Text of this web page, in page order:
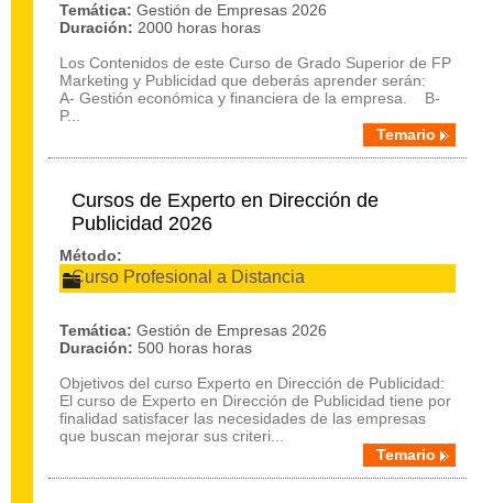
Temática: Gestión de Empresas 2026
Duración: 2000 horas horas
Los Contenidos de este Curso de Grado Superior de FP
Marketing y Publicidad que deberás aprender serán:
A- Gestión económica y financiera de la empresa. B-
P...
Temario
Cursos de Experto en Dirección de
Publicidad 2026
Método:
Curso Profesional a Distancia
Temática: Gestión de Empresas 2026
Duración: 500 horas horas
Objetivos del curso Experto en Dirección de Publicidad:
El curso de Experto en Dirección de Publicidad tiene por
finalidad satisfacer las necesidades de las empresas
que buscan mejorar sus criteri...
Temario